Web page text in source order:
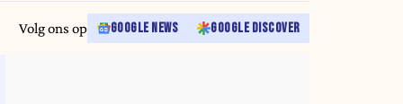
antisemitism over the prosecution of three Jewish ritual
JASPER JACOBS
Volg ons op GOOGLE NEWS GOOGLE DISCOVER